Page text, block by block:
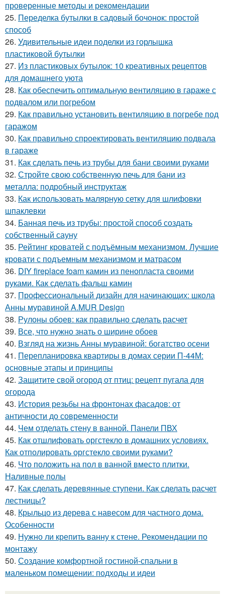
проверенные методы и рекомендации
25. Переделка бутылки в садовый бочонок: простой
способ
26. Удивительные идеи поделки из горлышка
пластиковой бутылки
27. Из пластиковых бутылок: 10 креативных рецептов
для домашнего уюта
28. Как обеспечить оптимальную вентиляцию в гараже с
подвалом или погребом
29. Как правильно установить вентиляцию в погребе под
гаражом
30. Как правильно спроектировать вентиляцию подвала
в гараже
31. Как сделать печь из трубы для бани своими руками
32. Стройте свою собственную печь для бани из
металла: подробный инструктаж
33. Как использовать малярную сетку для шлифовки
шпаклевки
34. Банная печь из трубы: простой способ создать
собственный сауну
35. Рейтинг кроватей с подъёмным механизмом. Лучшие
кровати с подъемным механизмом и матрасом
36. DIY fireplace foam камин из пенопласта своими
руками. Как сделать фальш камин
37. Профессиональный дизайн для начинающих: школа
Анны муравиной A.MUR Design
38. Рулоны обоев: как правильно сделать расчет
39. Все, что нужно знать о ширине обоев
40. Взгляд на жизнь Анны муравиной: богатство осени
41. Перепланировка квартиры в домах серии П-44М:
основные этапы и принципы
42. Защитите свой огород от птиц: рецепт пугала для
огорода
43. История резьбы на фронтонах фасадов: от
античности до современности
44. Чем отделать стену в ванной. Панели ПВХ
45. Как отшлифовать оргстекло в домашних условиях.
Как отполировать оргстекло своими руками?
46. Что положить на пол в ванной вместо плитки.
Наливные полы
47. Как сделать деревянные ступени. Как сделать расчет
лестницы?
48. Крыльцо из дерева с навесом для частного дома.
Особенности
49. Нужно ли крепить ванну к стене. Рекомендации по
монтажу
50. Создание комфортной гостиной-спальни в
маленьком помещении: подходы и идеи